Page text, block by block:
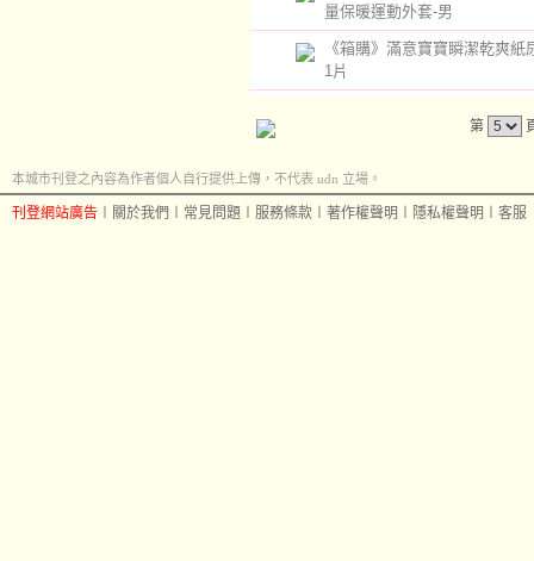
量保暖運動外套-男
《箱購》滿意寶寶瞬潔乾爽紙
1片
第
本城市刊登之內容為作者個人自行提供上傳，不代表 udn 立場。
刊登網站廣告 關於我們 常見問題 服務條款 著作權聲明 隱私權聲明 客服